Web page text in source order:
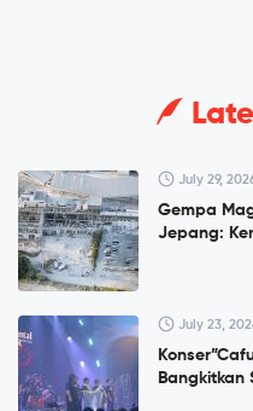
July 29,
Gempa
Jepang:
July 23,
Bangkitkan